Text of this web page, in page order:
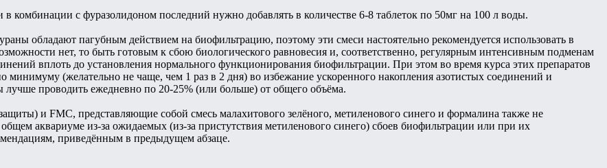
комбинации с фуразолидоном последний нужно добавлять в количестве 6-8 таблеток по 50мг на 100 л воды.
обладают пагубным действием на биофильтрацию, поэтому эти смеси настоятельно рекомендуется использовать в
нет, то быть готовым к сбою биологического равновесия и, соответственно, регулярным интенсивным подменам
вплоть до установления нормального функционирования биофильтрации. При этом во время курса этих препаратов
минимуму (желательно не чаще, чем 1 раз в 2 дня) во избежание ускоренного накопления азотистых соединений и
проводить ежедневно по 20-25% (или больше) от общего объёма.
и FMC, представляющие собой смесь малахитового зелёного, метиленового синего и формалина также не
общем аквариуме из-за ожидаемых (из-за пристутствия метиленового синего) сбоев биофильтрации или при их
приведённым в предыдущем абзаце.